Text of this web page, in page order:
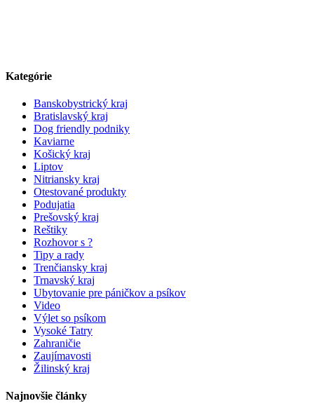
Kategórie
Banskobystrický kraj
Bratislavský kraj
Dog friendly podniky
Kaviarne
Košický kraj
Liptov
Nitriansky kraj
Otestované produkty
Podujatia
Prešovský kraj
Reštiky
Rozhovor s ?
Tipy a rady
Trenčiansky kraj
Trnavský kraj
Ubytovanie pre páničkov a psíkov
Video
Výlet so psíkom
Vysoké Tatry
Zahraničie
Zaujímavosti
Žilinský kraj
Najnovšie články